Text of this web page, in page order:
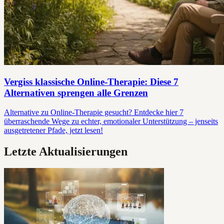
Vergiss klassische Online-Therapie: Diese 7
Alternativen sprengen alle Grenzen
Alternative zu Online-Therapie gesucht? Entdecke hier 7
überraschende Wege zu echter, emotionaler Unterstützung – jenseits
ausgetretener Pfade, jetzt lesen!
Letzte Aktualisierungen